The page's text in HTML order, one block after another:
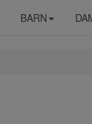
BARN